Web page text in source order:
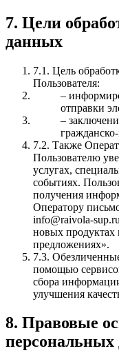
7. Цели
данных
7.1. Цель
Пользователя:
–
отправки
–
7.2. Также
Пользователю
услугах,
событиях.
получения
Оператору
info@raivola-
новых продуктах
предложениях».
7.3.
помощью
сбора
улучшения
8. Правовые